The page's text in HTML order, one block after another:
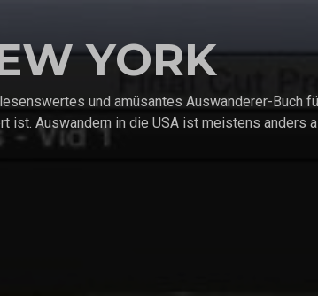
YORK
und amüsantes Auswanderer-Buch
ist. Auswandern in die USA ist meistens anders